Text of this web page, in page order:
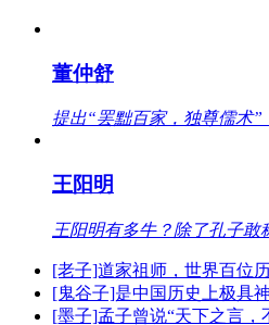
董仲舒
提出“罢黜百家，独尊儒术
王阳明
王阳明有多牛？除了孔子敢
[老子]道家祖师，世界百位
[鬼谷子]是中国历史上极具
[墨子]孟子曾说“天下之言，